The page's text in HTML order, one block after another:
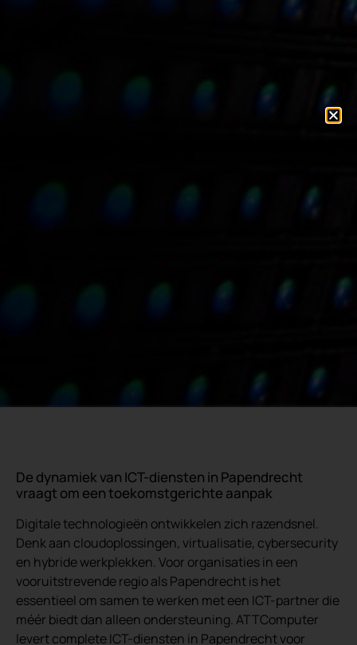
De dynamiek van ICT-diensten in Papendrecht
vraagt om een toekomstgerichte aanpak
Digitale technologieën ontwikkelen zich razendsnel.
Denk aan cloudoplossingen, virtualisatie, cybersecurity
en hybride werkplekken. Voor organisaties in een
vooruitstrevende regio als Papendrecht is het
essentieel om samen te werken met een ICT-partner die
méér biedt dan alleen ondersteuning. ATTComputer
levert complete ICT-diensten in Papendrecht voor